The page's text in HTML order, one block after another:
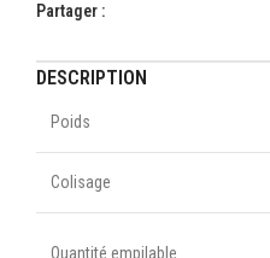
Partager :
DESCRIPTION
Poids
Colisage
Quantité empilable